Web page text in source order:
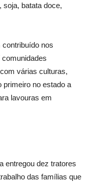
soja, batata doce,
nos
várias culturas,
primeiro no estado a
lavouras em
entregou dez tratores
das famílias que